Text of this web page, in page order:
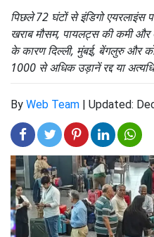
पिछले 72 घंटों से इंडिगो एयरलाइंस
खराब मौसम, पायलट्स की कमी
के कारण दिल्ली, मुंबई, बेंगलुरु और
1000 से अधिक उड़ानें रद्द या
By Web Team | Updated: